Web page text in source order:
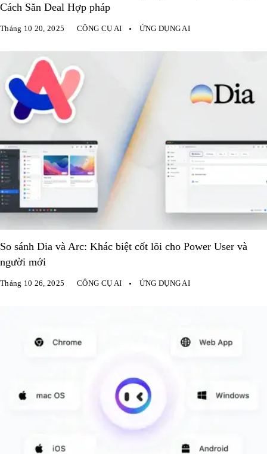
Cách Săn Deal Hợp pháp
Tháng 10 20, 2025 CÔNG CỤ AI ỨNG DỤNG AI
So sánh Dia và Arc: Khác biệt cốt lõi cho Power User và
người mới
Tháng 10 26, 2025 CÔNG CỤ AI ỨNG DỤNG AI